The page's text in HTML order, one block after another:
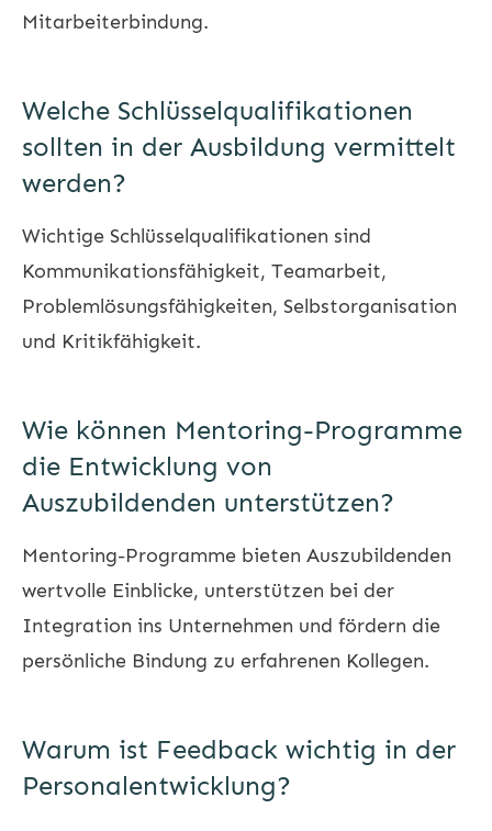
Mitarbeiterbindung.
Welche Schlüsselqualifikationen
sollten in der Ausbildung vermittelt
werden?
Wichtige Schlüsselqualifikationen sind
Kommunikationsfähigkeit, Teamarbeit,
Problemlösungsfähigkeiten, Selbstorganisation
und Kritikfähigkeit.
Wie können Mentoring-Programme
die Entwicklung von
Auszubildenden unterstützen?
Mentoring-Programme bieten Auszubildenden
wertvolle Einblicke, unterstützen bei der
Integration ins Unternehmen und fördern die
persönliche Bindung zu erfahrenen Kollegen.
Warum ist Feedback wichtig in der
Personalentwicklung?